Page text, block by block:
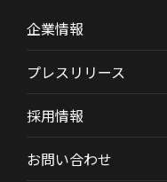
企業情報
プレスリリース
採用情報
お問い合わせ